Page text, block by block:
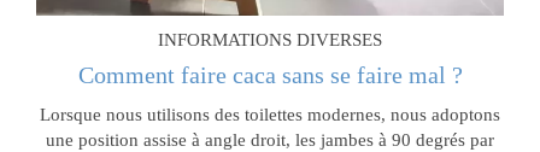
INFORMATIONS DIVERSES
Comment faire caca sans se faire mal ?
Lorsque nous utilisons des toilettes modernes, nous adoptons
une position assise à angle droit, les jambes à 90 degrés par